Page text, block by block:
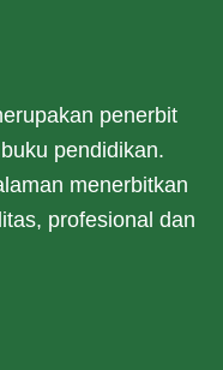
penerbit
pendidikan.
menerbitkan
profesional dan